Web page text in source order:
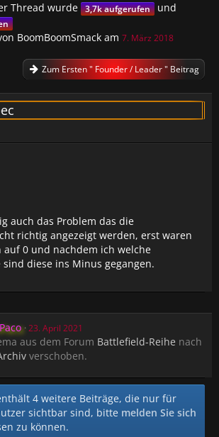
Thread wurde 3,7k aufgerufen
und
BoomBoomSmack am 7. März 2018
Zum Ersten " Founder / Leader " Beitrag
auch das Problem das die
richtig angezeigt werden, erst waren
auf 0 und nachdem ich welche
diese ins Minus gegangen.
23. April 2021
aus dem Forum Battlefield-Reihe nach
verschoben.
4 weitere Beiträge, die nur für
sichtbar sind, bitte melden Sie sich
zu können.